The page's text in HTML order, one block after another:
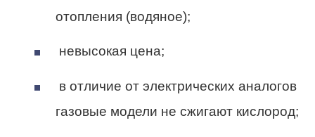
отопления (водяное);
невысокая цена;
в отличие от электрических аналогов
газовые модели не сжигают кислород;